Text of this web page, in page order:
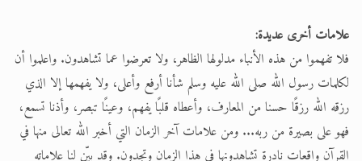
علامات أخرى عديدة:
فلا تفهموا من هذه الأنباء مدلولها الظاهر، ولا تعرضوا عما تشاهدون. واعلموا أن
لكلمات رسول الله صلى الله عليه وسلم شأنا أرفع وأعلى، ولا يفهمها إلا الذي
رزقه الله رزقًا حسنا من المعارف، وأعطاه قلبًا يفهم، وعينًا تبصر، وأذنا تسمع،
فهو على بصيرة من ربه... ومن علامات آخر الزمان التي أخبر الله تعالى منها في
القرآن واقعات نادرة تشاهدونها في هذا الزمان وتجدون. وقد بيّن لنا علاماته